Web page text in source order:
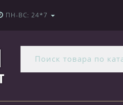
ПН-ВС: 24*7